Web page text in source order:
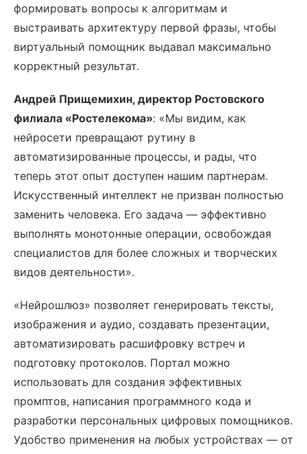
формировать вопросы к алгоритмам и
выстраивать архитектуру первой фразы, чтобы
виртуальный помощник выдавал максимально
корректный результат.
Андрей Прищемихин, директор Ростовского
филиала «Ростелекома»: «Мы видим, как
нейросети превращают рутину в
автоматизированные процессы, и рады, что
теперь этот опыт доступен нашим партнерам.
Искусственный интеллект не призван полностью
заменить человека. Его задача — эффективно
выполнять монотонные операции, освобождая
специалистов для более сложных и творческих
видов деятельности».
«Нейрошлюз» позволяет генерировать тексты,
изображения и аудио, создавать презентации,
автоматизировать расшифровку встреч и
подготовку протоколов. Портал можно
использовать для создания эффективных
промптов, написания программного кода и
разработки персональных цифровых помощников.
Удобство применения на любых устройствах — от